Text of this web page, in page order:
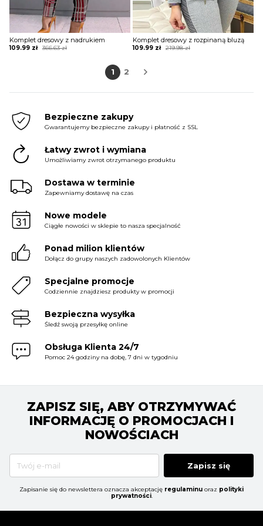
Komplet dresowy z nadrukiem
366.63zł
Original
109.99 zł
Current
Komplet dresowy z rozpinaną bluzą
219.98zł
Original
219.98 zł.
109.99 zł
Current
109.99 zł.
1 2
Bezpieczne zakupy
Gwarantujemy bezpieczne zakupy i płatność z SSL
Łatwy zwrot i wymiana
Umożliwiamy zwrot otrzymanego produktu
Dostawa w terminie
Zapewniamy dostawę na czas
Nowe modele
Ciągłe nowości w sklepie to nasza specjalność
Ponad milion klientów
Dołącz do grupy naszych zadowolonych Klientów
Specjalne promocje
Codziennie znajdziesz produkty w promocji
Bezpieczna wysyłka
Śledź swoją przesyłkę online
Obsługa Klienta 24/7
Pomoc 24 godziny na dobę, 7 dni w tygodniu
ZAPISZ SIĘ, ABY OTRZYMYWAĆ
INFORMACJĘ O PROMOCJACH I
NOWOŚCIACH
Zapisz się
Zapisanie się do newslettera oznacza akceptację regulaminu oraz polityki
prywatności.